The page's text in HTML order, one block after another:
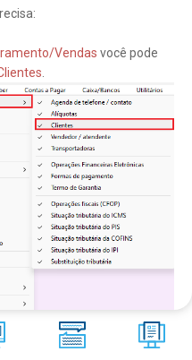
Vendas você pode